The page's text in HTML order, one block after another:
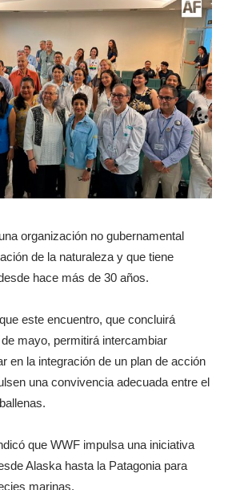
organización no gubernamental
de la naturaleza y que tiene
hace más de 30 años.
este encuentro, que concluirá
mayo, permitirá intercambiar
en la integración de un plan de acción
una convivencia adecuada entre el
que WWF impulsa una iniciativa
Alaska hasta la Patagonia para
marinas.